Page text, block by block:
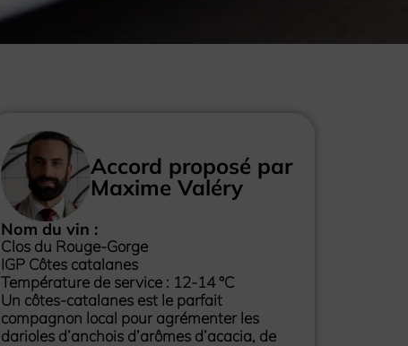
Accord proposé par
Maxime Valéry
Nom du vin :
Clos du Rouge-Gorge
IGP Côtes catalanes
Température de service : 12-14 °C
Un côtes-catalanes est le parfait
compagnon local pour agrémenter les
darioles d’anchois d’arômes d’acacia, de